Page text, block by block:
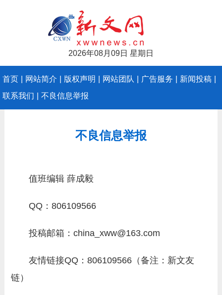
2026年08月09日 星期日
首页 网站简介 版权声明 网站团队 广告服务 新闻投稿
联系我们
不良信息举报
不良信息举报
值班编辑 薛成毅
QQ：806109566
投稿邮箱：china_xww@163.com
友情链接QQ：806109566（备注：新文友
链）